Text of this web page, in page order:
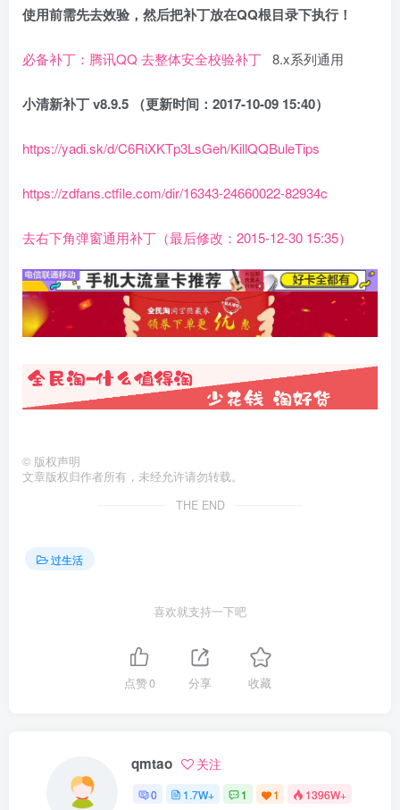
使用前需先去效验，然后把补丁放在QQ根目录下执行！
必备补丁：腾讯QQ 去整体安全校验补丁 8.x系列通用
小清新补丁 v8.9.5 （更新时间：2017-10-09 15:40）
https://yadi.sk/d/C6RiXKTp3LsGeh/KillQQBuleTips
https://zdfans.ctfile.com/dir/16343-24660022-82934c
去右下角弹窗通用补丁（最后修改：2015-12-30 15:35）
© 版权声明
文章版权归作者所有，未经允许请勿转载。
THE END
过生活
喜欢就支持一下吧
点赞0 分享 收藏
qmtao 关注
0 1.7W+ 1 1 1396W+